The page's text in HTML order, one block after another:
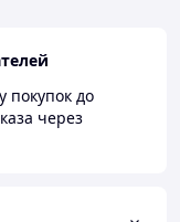
покупок до
через